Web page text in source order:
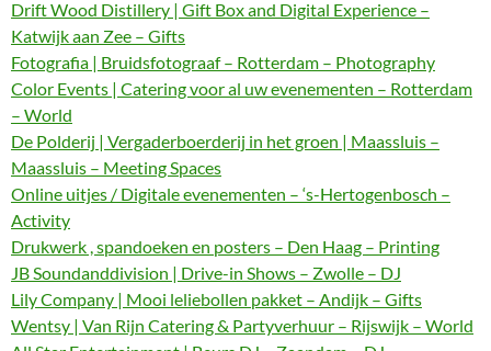
Drift Wood Distillery | Gift Box and Digital Experience –
Katwijk aan Zee – Gifts
Fotografia | Bruidsfotograaf – Rotterdam – Photography
Color Events | Catering voor al uw evenementen – Rotterdam
– World
De Polderij | Vergaderboerderij in het groen | Maassluis –
Maassluis – Meeting Spaces
Online uitjes / Digitale evenementen – ‘s-Hertogenbosch –
Activity
Drukwerk , spandoeken en posters – Den Haag – Printing
JB Soundanddivision | Drive-in Shows – Zwolle – DJ
Lily Company | Mooi leliebollen pakket – Andijk – Gifts
Wentsy | Van Rijn Catering & Partyverhuur – Rijswijk – World